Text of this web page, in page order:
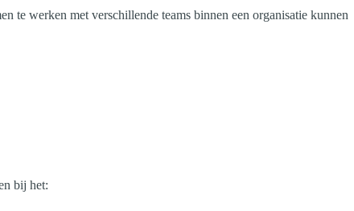
te werken met verschillende teams binnen een organisatie kunnen
bij het: